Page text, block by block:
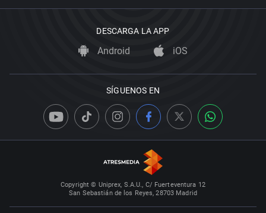
DESCARGA LA APP
Android iOS
SÍGUENOS EN
Copyright © Uniprex, S.A.U., C/ Fuerteventura 12
San Sebastián de los Reyes, 28703 Madrid